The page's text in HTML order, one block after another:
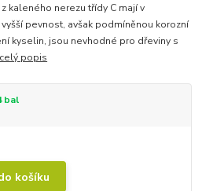
z kaleného nerezu třídy C mají v
pevnost, avšak podmíněnou korozní
kyselin, jsou nevhodné pro dřeviny s
celý popis
bal
košíku